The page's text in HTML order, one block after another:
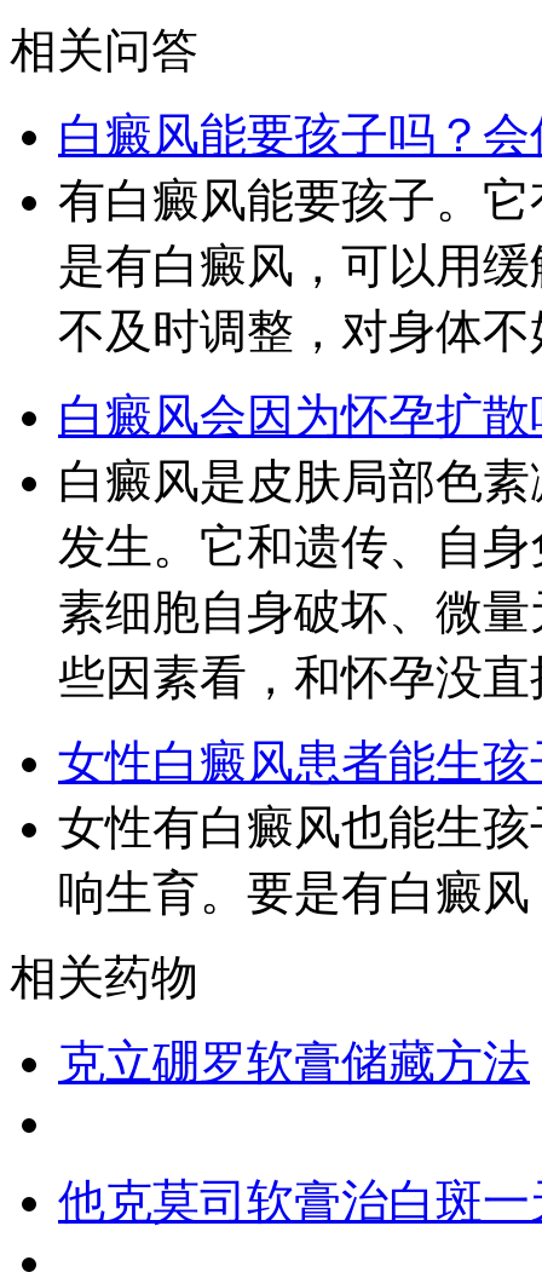
相关问答
白癜风能要孩子吗？
有白癜风能要孩子。
是有白癜风，可以用
不及时调整，对身体
白癜风会因为怀孕扩散
白癜风是皮肤局部色
发生。它和遗传、自
素细胞自身破坏、微
些因素看，和怀孕没
女性白癜风患者能生孩
女性有白癜风也能生
响生育。要是有白癜
相关药物
克立硼罗软膏储藏方法
他克莫司软膏治白斑